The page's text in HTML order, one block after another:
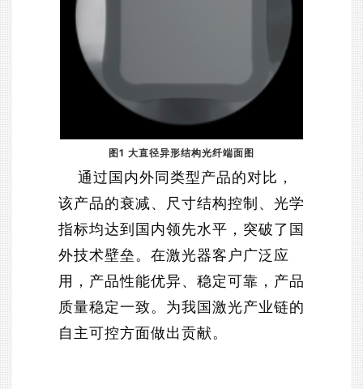
图1 大直径异形结构光纤端面图
通过国内外同类型产品的对比，
该产品的衰减、尺寸结构控制、光学
指标均达到国内领先水平，突破了国
外技术壁垒。在激光器客户广泛应
用，产品性能优异、稳定可靠，产品
质量稳定一致。为我国激光产业链的
自主可控方面做出贡献。